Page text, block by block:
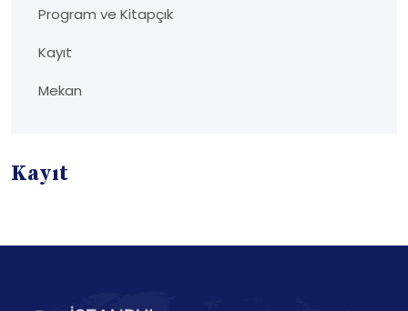
Program ve Kitapçık
Kayıt
Mekan
Kayıt